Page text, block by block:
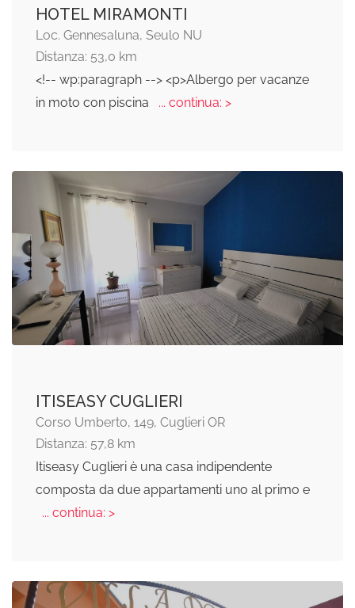
HOTEL MIRAMONTI
Loc. Gennesaluna, Seulo NU
Distanza: 53,0 km
<!-- wp:paragraph --> <p>Albergo per vacanze
in moto con piscina
... continua: >
ITISEASY CUGLIERI
Corso Umberto, 149, Cuglieri OR
Distanza: 57,8 km
Itiseasy Cuglieri è una casa indipendente
composta da due appartamenti uno al primo e
... continua: >